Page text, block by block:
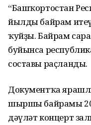
“Башҡортостан
йылды байрам итеү
ҡуйҙы. Байрам
буйынса
составы раҫланды.
Документҡа
шыршы байрамы 20
дәүләт концерт